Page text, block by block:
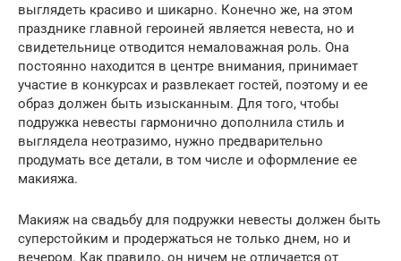
выглядеть красиво и шикарно. Конечно же, на этом
празднике главной героиней является невеста, но и
свидетельнице отводится немаловажная роль. Она
постоянно находится в центре внимания, принимает
участие в конкурсах и развлекает гостей, поэтому и ее
образ должен быть изысканным. Для того, чтобы
подружка невесты гармонично дополнила стиль и
выглядела неотразимо, нужно предварительно
продумать все детали, в том числе и оформление ее
макияжа.
Макияж на свадьбу для подружки невесты должен быть
суперстойким и продержаться не только днем, но и
вечером. Как правило, он ничем не отличается от